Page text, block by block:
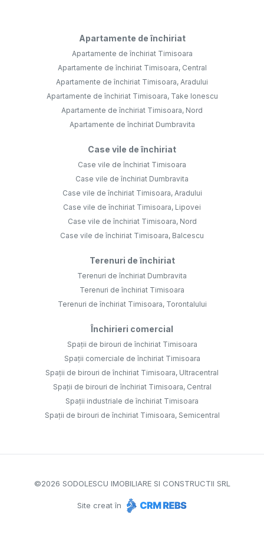
Apartamente de închiriat
Apartamente de închiriat Timisoara
Apartamente de închiriat Timisoara, Central
Apartamente de închiriat Timisoara, Aradului
Apartamente de închiriat Timisoara, Take Ionescu
Apartamente de închiriat Timisoara, Nord
Apartamente de închiriat Dumbravita
Case vile de închiriat
Case vile de închiriat Timisoara
Case vile de închiriat Dumbravita
Case vile de închiriat Timisoara, Aradului
Case vile de închiriat Timisoara, Lipovei
Case vile de închiriat Timisoara, Nord
Case vile de închiriat Timisoara, Balcescu
Terenuri de închiriat
Terenuri de închiriat Dumbravita
Terenuri de închiriat Timisoara
Terenuri de închiriat Timisoara, Torontalului
Închirieri comercial
Spații de birouri de închiriat Timisoara
Spații comerciale de închiriat Timisoara
Spații de birouri de închiriat Timisoara, Ultracentral
Spații de birouri de închiriat Timisoara, Central
Spații industriale de închiriat Timisoara
Spații de birouri de închiriat Timisoara, Semicentral
©2026 SODOLESCU IMOBILIARE SI CONSTRUCTII SRL
Site creat în